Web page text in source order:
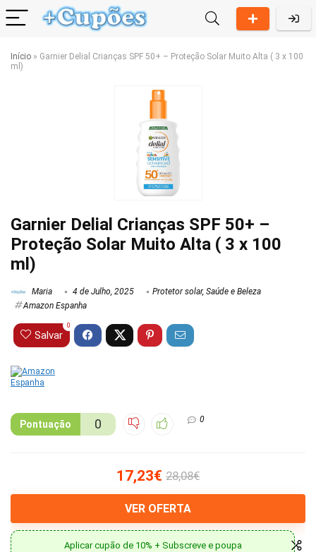
Início » Garnier Delial Crianças SPF 50+ – Proteção Solar Muito Alta ( 3 x 100
ml)
Garnier Delial Crianças SPF 50+ –
Proteção Solar Muito Alta ( 3 x 100
ml)
Maria 4 de Julho, 2025 Protetor solar, Saúde e Beleza
Amazon Espanha
Salvar
0
Pontuação 0 0
17,23€ 28,08€
VER OFERTA
Aplicar cupão de 10% + Subscreve e poupa